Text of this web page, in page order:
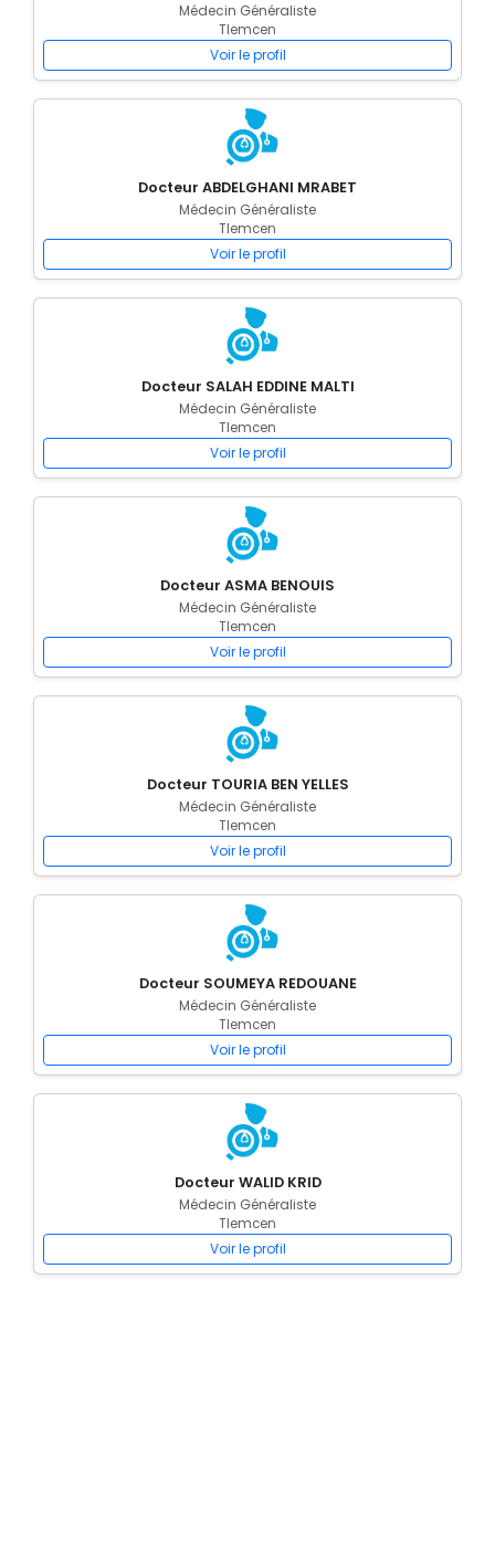
Médecin Généraliste
Tlemcen
Voir le profil
Docteur ABDELGHANI MRABET
Médecin Généraliste
Tlemcen
Voir le profil
Docteur SALAH EDDINE MALTI
Médecin Généraliste
Tlemcen
Voir le profil
Docteur ASMA BENOUIS
Médecin Généraliste
Tlemcen
Voir le profil
Docteur TOURIA BEN YELLES
Médecin Généraliste
Tlemcen
Voir le profil
Docteur SOUMEYA REDOUANE
Médecin Généraliste
Tlemcen
Voir le profil
Docteur WALID KRID
Médecin Généraliste
Tlemcen
Voir le profil